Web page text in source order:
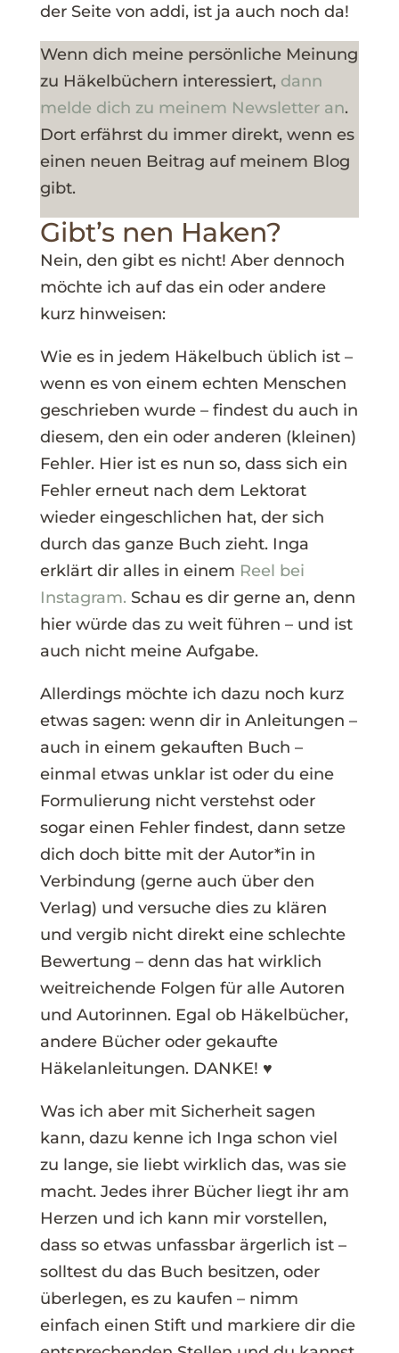
der Seite von addi, ist ja auch noch da!
Wenn dich meine persönliche Meinung
zu Häkelbüchern interessiert, dann
melde dich zu meinem Newsletter an.
Dort erfährst du immer direkt, wenn es
einen neuen Beitrag auf meinem Blog
gibt.
Gibt’s nen Haken?
Nein, den gibt es nicht! Aber dennoch
möchte ich auf das ein oder andere
kurz hinweisen:
Wie es in jedem Häkelbuch üblich ist –
wenn es von einem echten Menschen
geschrieben wurde – findest du auch in
diesem, den ein oder anderen (kleinen)
Fehler. Hier ist es nun so, dass sich ein
Fehler erneut nach dem Lektorat
wieder eingeschlichen hat, der sich
durch das ganze Buch zieht. Inga
erklärt dir alles in einem Reel bei
Instagram. Schau es dir gerne an, denn
hier würde das zu weit führen – und ist
auch nicht meine Aufgabe.
Allerdings möchte ich dazu noch kurz
etwas sagen: wenn dir in Anleitungen –
auch in einem gekauften Buch –
einmal etwas unklar ist oder du eine
Formulierung nicht verstehst oder
sogar einen Fehler findest, dann setze
dich doch bitte mit der Autor*in in
Verbindung (gerne auch über den
Verlag) und versuche dies zu klären
und vergib nicht direkt eine schlechte
Bewertung – denn das hat wirklich
weitreichende Folgen für alle Autoren
und Autorinnen. Egal ob Häkelbücher,
andere Bücher oder gekaufte
Häkelanleitungen. DANKE! ♥
Was ich aber mit Sicherheit sagen
kann, dazu kenne ich Inga schon viel
zu lange, sie liebt wirklich das, was sie
macht. Jedes ihrer Bücher liegt ihr am
Herzen und ich kann mir vorstellen,
dass so etwas unfassbar ärgerlich ist –
solltest du das Buch besitzen, oder
überlegen, es zu kaufen – nimm
einfach einen Stift und markiere dir die